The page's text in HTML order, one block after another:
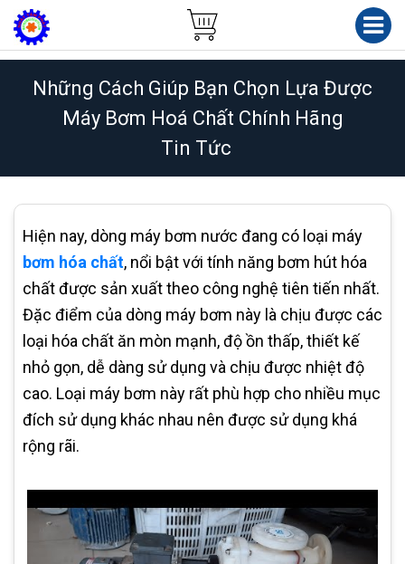
Những Cách Giúp Bạn Chọn Lựa Được
Máy Bơm Hoá Chất Chính Hãng
Tin Tức
Hiện nay, dòng máy bơm nước đang có loại máy
bơm hóa chất, nổi bật với tính năng bơm hút hóa
chất được sản xuất theo công nghệ tiên tiến nhất.
Đặc điểm của dòng máy bơm này là chịu được các
loại hóa chất ăn mòn mạnh, độ ồn thấp, thiết kế
nhỏ gọn, dễ dàng sử dụng và chịu được nhiệt độ
cao. Loại máy bơm này rất phù hợp cho nhiều mục
đích sử dụng khác nhau nên được sử dụng khá
rộng rãi.